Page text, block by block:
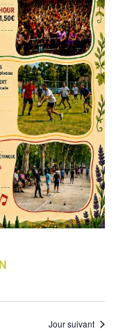
Jour suivant